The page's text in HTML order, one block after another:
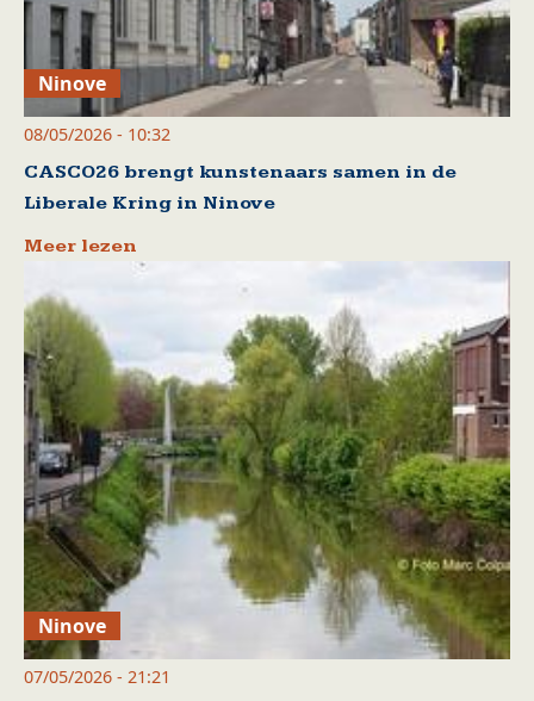
Ninove
08/05/2026 - 10:32
CASCO26 brengt kunstenaars samen in de
Liberale Kring in Ninove
Meer lezen
Ninove
07/05/2026 - 21:21